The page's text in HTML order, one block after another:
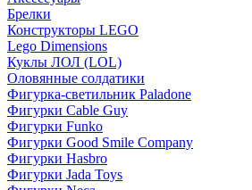
Брелки
Конструкторы LEGO
Lego Dimensions
Куклы ЛОЛ (LOL)
Оловянные солдатики
Фигурка-светильник Paladone
Фигурки Cable Guy
Фигурки Funko
Фигурки Good Smile Company
Фигурки Hasbro
Фигурки Jada Toys